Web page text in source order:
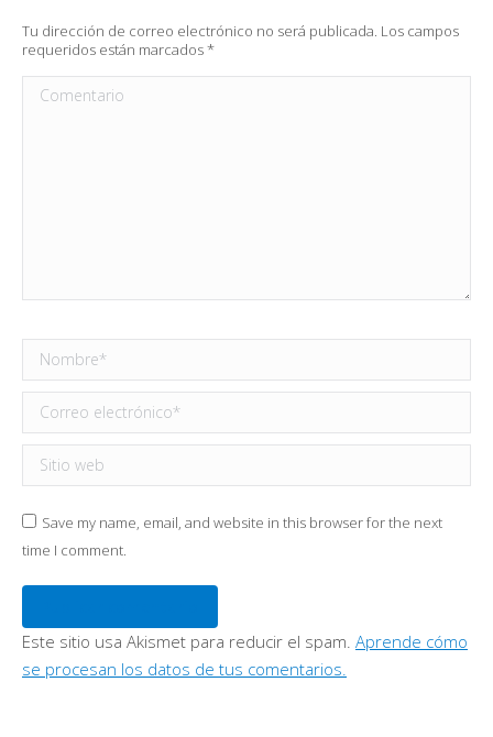
Tu dirección de correo electrónico no será publicada. Los campos
requeridos están marcados*
Comentario
Nombre *
Correo electrónico *
Sitio web
Save my name, email, and website in this browser for the next
time I comment.
Este sitio usa Akismet para reducir el spam. Aprende cómo
se procesan los datos de tus comentarios.